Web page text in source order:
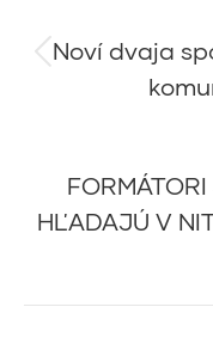
Noví dvaja
HĽADAJÚ V